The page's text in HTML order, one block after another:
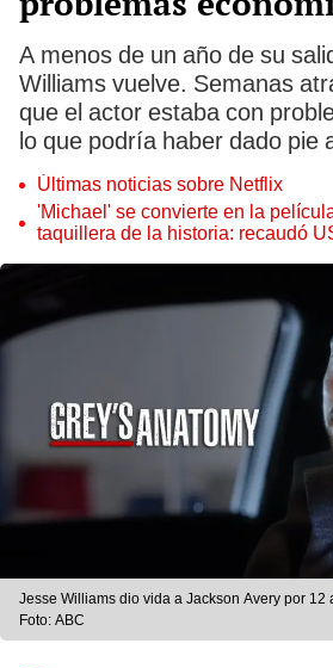
A menos de un año de su
Williams vuelve. Semanas
que el actor estaba con
lo que podría haber dado pie
Últimas noticias sobre Netflix
'Michael' se convierte en la
taquillera de la historia: recaudó
Jesse Williams dio vida a Jackson Avery por 12
Foto: ABC